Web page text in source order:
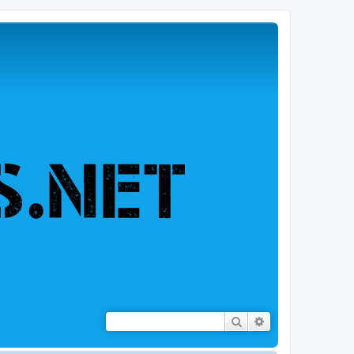
Rechercher